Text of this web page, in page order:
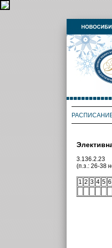
3.136.2.23
(п.з.: 26-38
1 2 3 4 5 6